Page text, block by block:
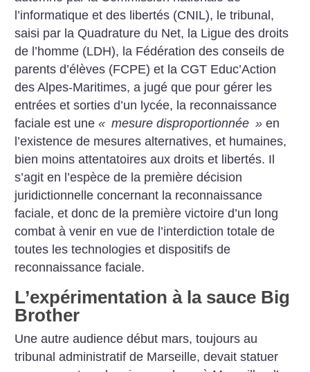
l’informatique et des libertés (CNIL), le tribunal,
saisi par la Quadrature du Net, la Ligue des droits
de l’homme (LDH), la Fédération des conseils de
parents d’élèves (FCPE) et la CGT Educ’Action
des Alpes-Maritimes, a jugé que pour gérer les
entrées et sorties d’un lycée, la reconnaissance
faciale est une« mesure disproportionnée » en
l’existence de mesures alternatives, et humaines,
bien moins attentatoires aux droits et libertés. Il
s’agit en l’espèce de la première décision
juridictionnelle concernant la reconnaissance
faciale, et donc de la première victoire d’un long
combat à venir en vue de l’interdiction totale de
toutes les technologies et dispositifs de
reconnaissance faciale.
L’expérimentation à la sauce Big
Brother
Une autre audience début mars, toujours au
tribunal administratif de Marseille, devait statuer